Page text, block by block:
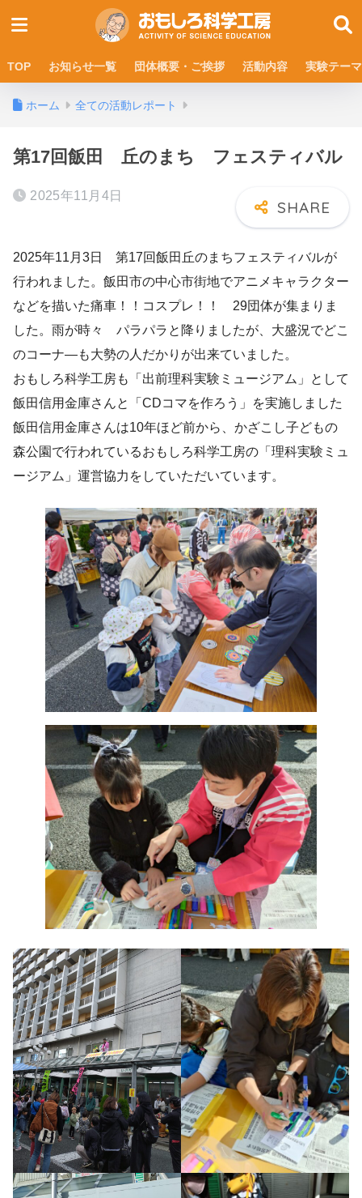
TOP お知らせ一覧 団体概要・ご挨拶 活動内容 実験テーマ
ホーム 全ての活動レポート
第17回飯田 丘のまち フェスティバル
2025年11月4日
2025年11月3日 第17回飯田丘のまちフェスティバルが
行われました。飯田市の中心市街地でアニメキャラクター
などを描いた痛車！！コスプレ！！ 29団体が集まりま
した。雨が時々 パラパラと降りましたが、大盛況でどこ
のコーナ―も大勢の人だかりが出来ていました。
おもしろ科学工房も「出前理科実験ミュージアム」として
飯田信用金庫さんと「CDコマを作ろう」を実施しました
飯田信用金庫さんは10年ほど前から、かざこし子どもの
森公園で行われているおもしろ科学工房の「理科実験ミュ
ージアム」運営協力をしていただいています。